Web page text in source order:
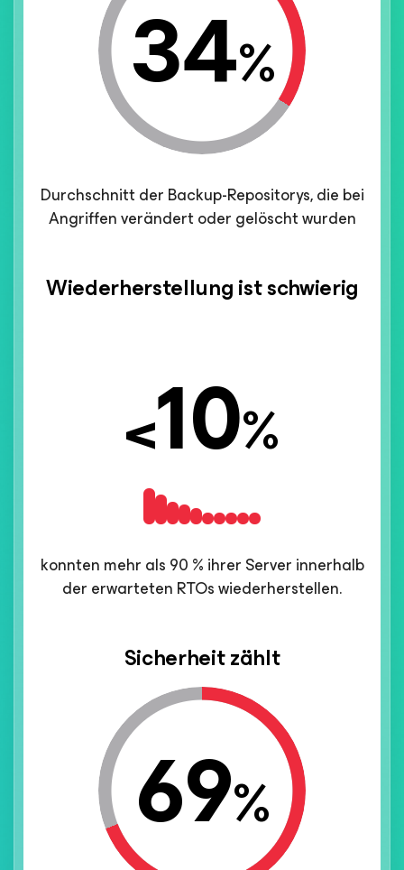
34%
Durchschnitt der Backup-Repositorys, die bei
Angriffen verändert oder gelöscht wurden
Wiederherstellung ist schwierig
<10%
konnten mehr als 90 % ihrer Server innerhalb
der erwarteten RTOs wiederherstellen.
Sicherheit zählt
69%